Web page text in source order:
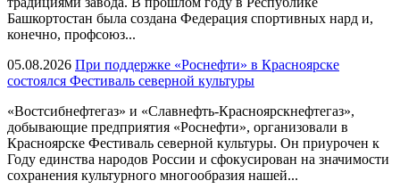
Башкортостан была создана Федерация спортивных нард и,
конечно, профсоюз...
05.08.2026 При поддержке «Роснефти» в Красноярске
состоялся Фестиваль северной культуры
«Востсибнефтегаз» и «Славнефть-Красноярскнефтегаз»,
добывающие предприятия «Роснефти», организовали в
Красноярске Фестиваль северной культуры. Он приурочен к
Году единства народов России и сфокусирован на значимости
сохранения культурного многообразия нашей...